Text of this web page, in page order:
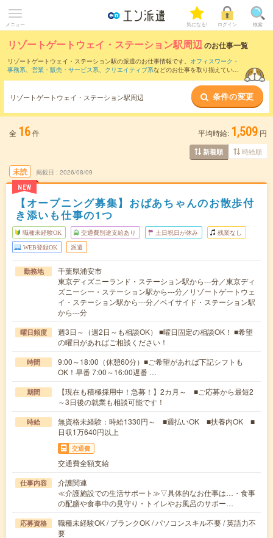
メニュー 気になる! ログイン 検索
リゾートゲートウェイ・ステーション駅周辺のお仕事一覧
リゾートゲートウェイ・ステーション駅の派遣のお仕事情報です。 オフィスワーク・
事務系、 営業・販売・サービス系、 クリエイティブ系などのお仕事を取り揃えていま
また、
東京駅 大手町(東京都)駅 ・ 有楽町駅
など近隣駅のお仕事もご
確認いただけます。
リゾートゲートウェイ・ステーション駅周辺 条件の変更
全 16件 平均時給: 1,509 円
新着順 時給順
未読
NEW
掲載日 2026/08/09
【オープニング募集】おばあちゃんのお散歩付
き添いも仕事の1つ
職種未経験OK 交通費別途支給あり 土日祝日が休み 残業なし
WEB登録OK 派遣
勤務地
千葉県浦安市
東京ディズニーランド・ステーション駅から---分／東京ディ
ズニーシー・ステーション駅から---分／リゾートゲートウェ
イ・ステーション駅から---分／ベイサイド・ステーション駅
から---分
曜日頻度
週3日～（週2日～も相談OK） ■曜日固定の相談OK！ ■希望
の曜日があればご相談ください！
時間
9:00～18:00（休憩60分）■ご希望があれば下記シフトも
OK！早番 7:00～16:00遅番 …
期間
【現在も積極採用中！急募！】2カ月～ ■ご応募から最短2
～3日後の就業も相談可能です！
時給
無資格未経験：時給1330円～ ■週払いOK ■扶養内OK ■
日収1万640円以上
交通費
交通費全額支給
仕事内容
介護関連
≪介護施設での生活サポート≫▽具体的なお仕事は…・食事
の配膳や食事中の見守り・トイレやお風呂のサポー…
応募資格
職種未経験OK / ブランクOK / パソコンスキル不要 / 英語力不
要